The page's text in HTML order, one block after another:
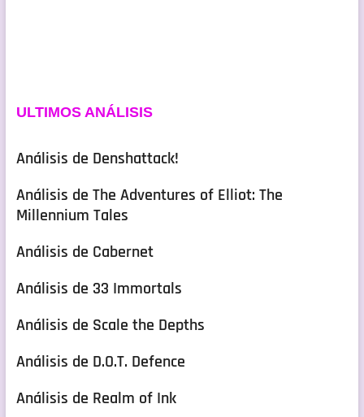
ULTIMOS ANÁLISIS
Análisis de Denshattack!
Análisis de The Adventures of Elliot: The
Millennium Tales
Análisis de Cabernet
Análisis de 33 Immortals
Análisis de Scale the Depths
Análisis de D.O.T. Defence
Análisis de Realm of Ink